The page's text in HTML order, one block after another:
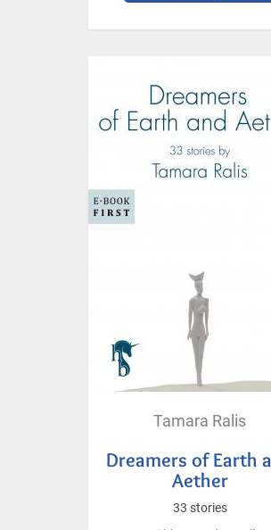
Tamara Ralis
Dreamers of Earth
Aether
33 stories